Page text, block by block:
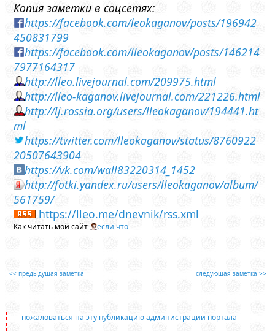
Копия заметки в соцсетях:
https://facebook.com/leokaganov/posts/196942
450831799
https://facebook.com/lleokaganov/posts/146214
7977164317
http://lleo.livejournal.com/209975.html
http://lleo-kaganov.livejournal.com/221226.html
http://lj.rossia.org/users/lleokaganov/194441.ht
ml
https://twitter.com/lleokaganov/status/8760922
20507643904
https://vk.com/wall83220314_1452
http://fotki.yandex.ru/users/lleokaganov/album/
561759/
https://lleo.me/dnevnik/rss.xml
Как читать мой сайт если что
<< предыдущая заметка следующая заметка >>
пожаловаться на эту публикацию администрации портала